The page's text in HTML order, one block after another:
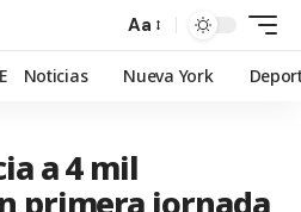
Aa
Noticias Nueva York
a 4 mil
primera jornada